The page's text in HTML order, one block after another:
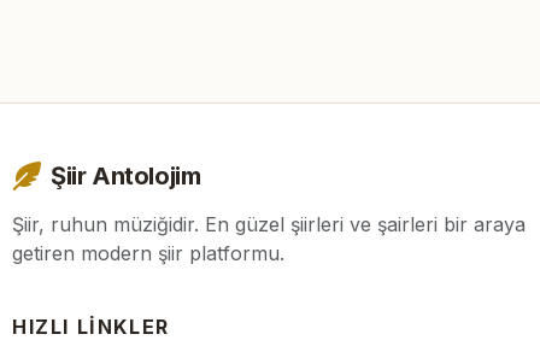
Şiir Antolojim
Şiir, ruhun müziğidir. En güzel şiirleri ve şairleri bir araya
getiren modern şiir platformu.
HIZLI LINKLER